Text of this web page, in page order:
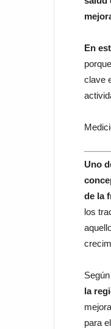
En
clave
Uno
de la
los
la
para